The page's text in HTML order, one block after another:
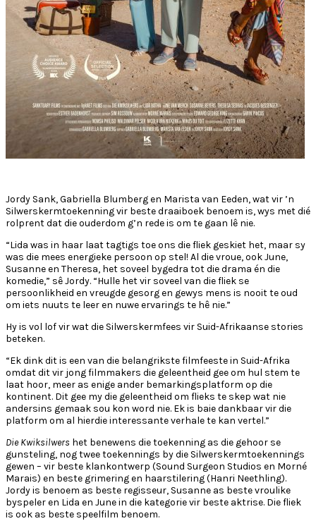
Jordy Sank, Gabriella Blumberg en Marista van Eeden, wat vir ’n
Silwerskermtoekenning vir beste draaiboek benoem is, wys met dié
rolprent dat die ouderdom g’n rede is om te gaan lê nie.
“Lida was in haar laat tagtigs toe ons die fliek geskiet het, maar sy
was die mees energieke persoon op stel! Al die vroue, ook June,
Susanne en Theresa, het soveel bygedra tot die drama én die
komedie,” sê Jordy. “Hulle het vir soveel van die fliek se
persoonlikheid en vreugde gesorg en gewys mens is nooit te oud
om iets nuuts te leer en nuwe ervarings te hê nie.”
Hy is vol lof vir wat die Silwerskermfees vir Suid-Afrikaanse stories
beteken.
“Ek dink dit is een van die belangrikste filmfeeste in Suid-Afrika
omdat dit vir jong filmmakers die geleentheid gee om hul stem te
laat hoor, meer as enige ander bemarkingsplatform op die
kontinent. Dit gee my die geleentheid om flieks te skep wat nie
andersins gemaak sou kon word nie. Ek is baie dankbaar vir die
platform om al hierdie interessante verhale te kan vertel.”
Die Kwiksilwers het benewens die toekenning as die gehoor se
gunsteling, nog twee toekennings by die Silwerskermtoekennings
gewen – vir beste klankontwerp (Sound Surgeon Studios en Morné
Marais) en beste grimering en haarstilering (Hanri Neethling).
Jordy is benoem as beste regisseur, Susanne as beste vroulike
byspeler en Lida en June in die kategorie vir beste aktrise. Die fliek
is ook as beste speelfilm benoem.